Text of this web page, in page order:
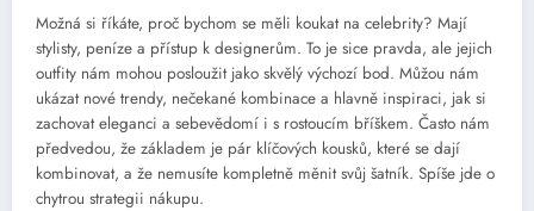
Možná si říkáte, proč bychom se měli koukat na celebrity? Mají
stylisty, peníze a přístup k designerům. To je sice pravda, ale jejich
outfity nám mohou posloužit jako skvělý výchozí bod. Můžou nám
ukázat nové trendy, nečekané kombinace a hlavně inspiraci, jak si
zachovat eleganci a sebevědomí i s rostoucím bříškem. Často nám
předvedou, že základem je pár klíčových kousků, které se dají
kombinovat, a že nemusíte kompletně měnit svůj šatník. Spíše jde o
chytrou strategii nákupu.